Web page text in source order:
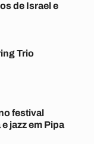
de Israel e
Trio
festival
jazz em Pipa